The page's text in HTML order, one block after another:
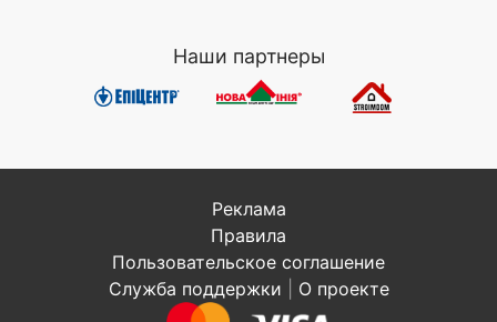
Наши партнеры
Реклама
Правила
Пользовательское соглашение
Служба поддержки
О проекте